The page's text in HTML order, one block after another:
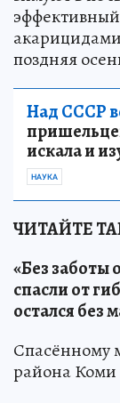
эффективный
поздняя
Над СССР
искала и
НАУКА
ЧИТАЙТЕ
«Без заботы
спасли от
остался без
Спасённому
района